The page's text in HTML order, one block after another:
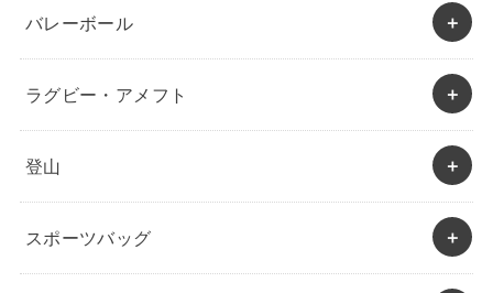
バレーボール
ラグビー・アメフト
登山
スポーツバッグ